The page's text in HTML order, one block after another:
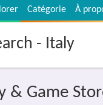
Catégorie À
- Italy
& Game